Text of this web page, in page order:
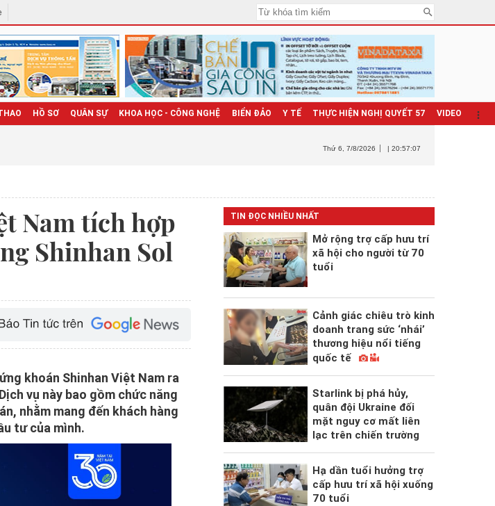
HỒ SƠ QUÂN SỰ KHOA HỌC - CÔNG NGHỆ BIỂN ĐẢO Y TẾ THỰC HIỆN NGHỊ QUYẾT 57 VIDEO
Thứ 6 , 7/8/2026 | 20:57:09
Nam tích hợp
Shinhan Sol
khoán Shinhan Việt Nam ra
vụ này bao gồm chức năng
nhằm mang đến khách hàng
tư của mình.
TIN ĐỌC NHIỀU NHẤT
Mở rộng trợ cấp hưu trí
xã hội cho người từ 70
tuổi
Cảnh giác chiêu trò kinh
doanh trang sức ‘nhái’
thương hiệu nổi tiếng
quốc tế
Starlink bị phá hủy,
quân đội Ukraine đối
mặt nguy cơ mất liên
lạc trên chiến trường
Hạ dần tuổi hưởng trợ
cấp hưu trí xã hội xuống
70 tuổi